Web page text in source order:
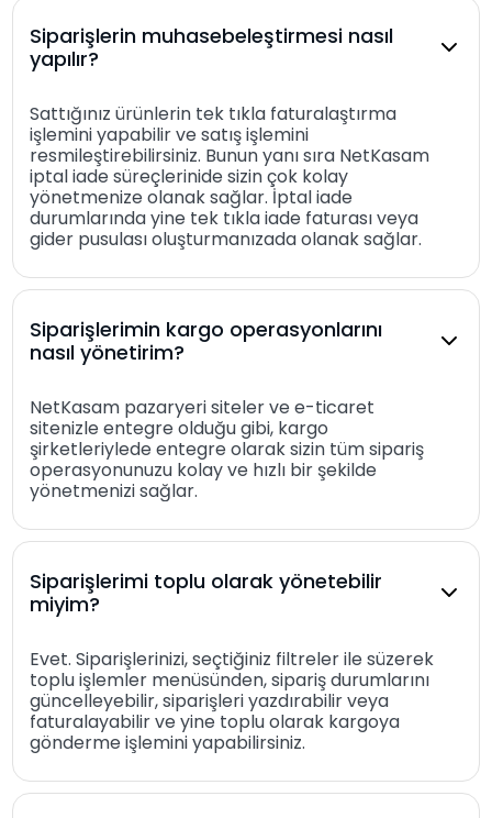
Siparişlerin muhasebeleştirmesi nasıl
yapılır?
Sattığınız ürünlerin tek tıkla faturalaştırma
işlemini yapabilir ve satış işlemini
resmileştirebilirsiniz. Bunun yanı sıra NetKasam
iptal iade süreçlerinide sizin çok kolay
yönetmenize olanak sağlar. İptal iade
durumlarında yine tek tıkla iade faturası veya
gider pusulası oluşturmanızada olanak sağlar.
Siparişlerimin kargo operasyonlarını
nasıl yönetirim?
NetKasam pazaryeri siteler ve e-ticaret
sitenizle entegre olduğu gibi, kargo
şirketleriylede entegre olarak sizin tüm sipariş
operasyonunuzu kolay ve hızlı bir şekilde
yönetmenizi sağlar.
Siparişlerimi toplu olarak yönetebilir
miyim?
Evet. Siparişlerinizi, seçtiğiniz filtreler ile süzerek
toplu işlemler menüsünden, sipariş durumlarını
güncelleyebilir, siparişleri yazdırabilir veya
faturalayabilir ve yine toplu olarak kargoya
gönderme işlemini yapabilirsiniz.